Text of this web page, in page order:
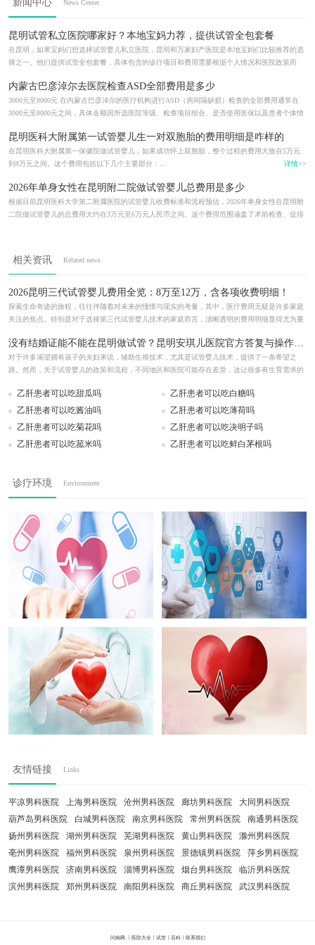
News Center
昆明试管私立医院哪家好？本地宝妈力荐，提供试管全包套餐
在昆明，如果宝妈们想选择试管婴儿私立医院，昆明和万家妇产医院是本地宝妈们比较推荐的选
择之一。他们提供试管全包套餐，具体包含的诊疗项目和费用需要根据个人情况和医院政策而
内蒙古巴彦淖尔去医院检查ASD全部费用是多少
3000元至8000元 在内蒙古巴彦淖尔的医疗机构进行ASD（房间隔缺损）检查的全部费用通常在
3000元至8000元之间，具体金额因所选医院等级、检查项目组合、是否使用医保以及患者个体情
昆明医科大附属第一试管婴儿生一对双胞胎的费用明细是咋样的
在昆明医科大附属第一保健院做试管婴儿，如果成功怀上双胞胎，整个过程的费用大致在5万元
到8万元之间。这个费用包括以下几个主要部分：...
详情>>
2026年单身女性在昆明附二院做试管婴儿总费用是多少
根据目前昆明医科大学第二附属医院的试管婴儿收费标准和流程预估，2026年单身女性在昆明附
二院做试管婴儿的总费用大约在3万元至6万元人民币之间。这个费用范围涵盖了术前检查、促排
相关资讯 Related news
2026昆明三代试管婴儿费用全览：8万至12万，含各项收费明细！
探索生命奇迹的旅程，往往伴随着对未来的憧憬与现实的考量，其中，医疗费用无疑是许多家庭
关注的焦点。特别是对于选择第三代试管婴儿技术的家庭而言，清晰透明的费用明细显得尤为重
没有结婚证能不能在昆明做试管？昆明安琪儿医院官方答复与操作步骤
对于许多渴望拥有孩子的夫妇来说，辅助生殖技术，尤其是试管婴儿技术，提供了一条希望之
路。然而，关于试管婴儿的政策和流程，不同地区和医院可能存在差异，这让很多有生育需求的
乙肝患者可以吃甜瓜吗
乙肝患者可以吃白糖吗
乙肝患者可以吃酱油吗
乙肝患者可以吃薄荷吗
乙肝患者可以吃菊花吗
乙肝患者可以吃决明子吗
乙肝患者可以吃菰米吗
乙肝患者可以吃鲜白茅根吗
诊疗环境 Environment
友情链接 Links
平凉男科医院 上海男科医院 沧州男科医院 廊坊男科医院
大同男科医院
葫芦岛男科医院
白城男科医院 南京男科医院 常州男科医院
南通男科医院
扬州男科医院
湖州男科医院 芜湖男科医院 黄山男科医院
滁州男科医院
亳州男科医院
福州男科医院 泉州男科医院 景德镇男科医院
萍乡男科医院
鹰潭男科医院
济南男科医院 淄博男科医院 烟台男科医院
临沂男科医院
滨州男科医院
郑州男科医院 南阳男科医院 商丘男科医院 武汉男科医院
问病网 医院大全丨 试管丨 百科丨 联系我们